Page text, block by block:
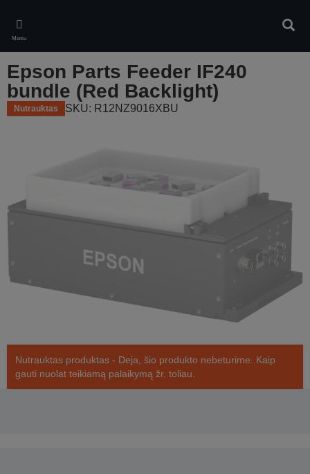
main
content
Meniu
Epson Parts Feeder IF240
bundle (Red Backlight)
Nutrauktas SKU: R12NZ9016XBU
Nutrauktas produktas - Deja, šio produkto nebeturime. Kaip
gauti nuolat teikiamą palaikymą žr. toliau.